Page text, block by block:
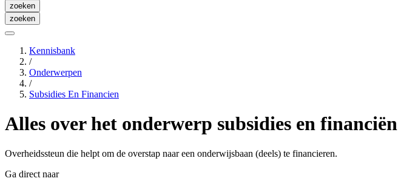
zoeken
zoeken
Kennisbank
/
Onderwerpen
/
Subsidies En Financien
Alles over het onderwerp subsidies en financiën
Overheidssteun die helpt om de overstap naar een onderwijsbaan (deels) te financieren.
Ga direct naar